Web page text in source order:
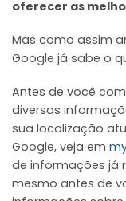
oferecer as
Mas como assim
Google já sabe o
Antes de você
diversas
sua localização
Google, veja em
de informações já
mesmo antes de